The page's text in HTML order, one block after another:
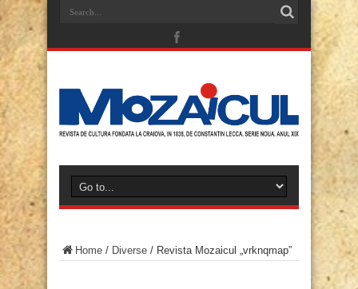
Home / Diverse / Revista Mozaicul „vrknqmap”